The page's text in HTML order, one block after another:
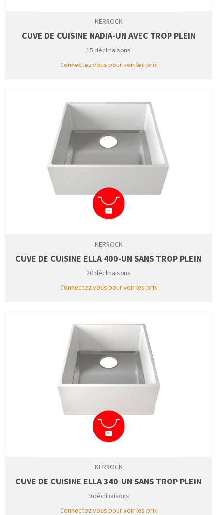
KERROCK
CUVE DE CUISINE NADIA-UN AVEC TROP PLEIN
15 déclinaisons
Connectez vous pour voir les prix
KERROCK
CUVE DE CUISINE ELLA 400-UN SANS TROP PLEIN
20 déclinaisons
Connectez vous pour voir les prix
KERROCK
CUVE DE CUISINE ELLA 340-UN SANS TROP PLEIN
9 déclinaisons
Connectez vous pour voir les prix